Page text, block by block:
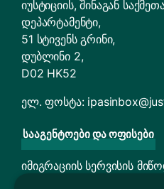
იუსტიციის, შინაგან
დეპარტამენტი,
51 სტივენს გრინი,
დუბლინი 2,
D02 HK52
ელ. ფოსტა:
Სააგენტოები Და Ოფისები
იმიგრაციის სერვისის